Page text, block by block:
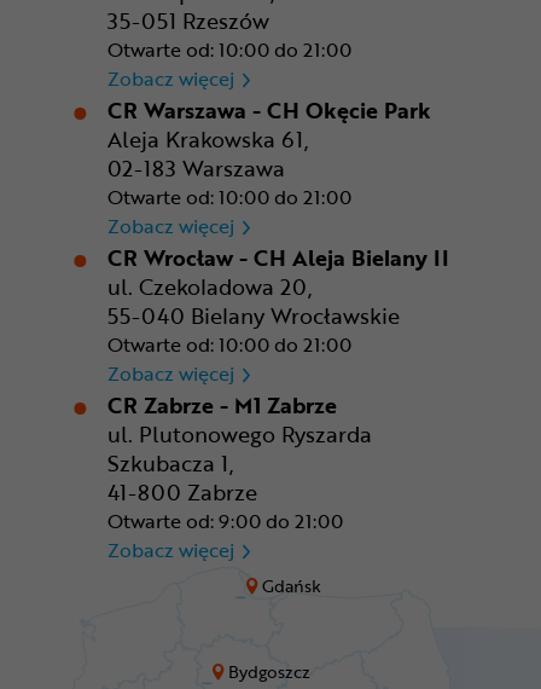
Bydgoszcz
Gdańsk
35-051 Rzeszów
Otwarte od: 10:00 do 21:00
Zobacz więcej CR Rzeszów
CR Warszawa - CH Okęcie Park
Aleja Krakowska 61,
02-183 Warszawa
Otwarte od: 10:00 do 21:00
Zobacz więcej CR Warszawa - CH Okęcie
CR Wrocław - CH Aleja Bielany II
ul. Czekoladowa 20,
55-040 Bielany Wrocławskie
Otwarte od: 10:00 do 21:00
Zobacz więcej CR Wrocław - CH Aleja
CR Zabrze - M1 Zabrze
ul. Plutonowego Ryszarda
Szkubacza 1,
41-800 Zabrze
Otwarte od: 9:00 do 21:00
Zobacz więcej CR Zabrze - M1 Zabrze